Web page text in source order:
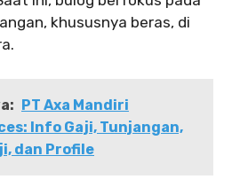
khususnya beras, di
PT Axa Mandiri
Info Gaji, Tunjangan,
dan Profile